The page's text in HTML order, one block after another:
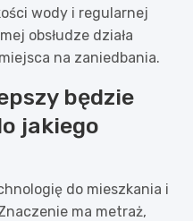
wody i regularnej
obsłudze działa
na zaniedbania.
będzie
jakiego
do mieszkania i
ma metraż,